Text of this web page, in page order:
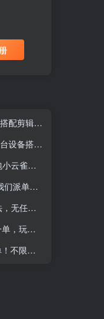
感田园治愈内容
接单型流量账号
快速上手做爆款
派单变现的完整闭环
每单(更新08月07日)
新08月07日)
(更新0807)